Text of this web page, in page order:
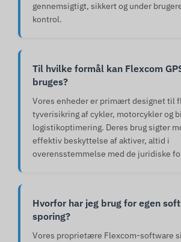
gennemsigtigt, sikkert og under
kontrol.
Til hvilke formål kan Flexcom
bruges?
Vores enheder er primært designet til
tyverisikring af cykler, motorcykler og
logistikoptimering. Deres brug sigter
effektiv beskyttelse af aktiver, altid i
overensstemmelse med de juridiske
Hvorfor har jeg brug for egen
sporing?
Vores proprietære Flexcom-software